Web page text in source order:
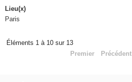
Lieu(x)
Paris
Éléments 1 à 10 sur 13
Premier
Précédent